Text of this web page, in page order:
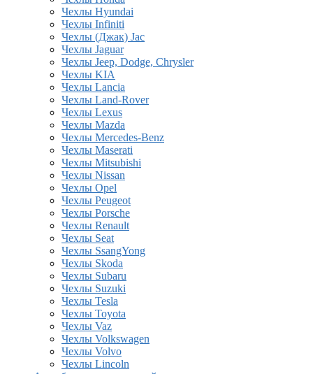
Чехлы Hyundai
Чехлы Infiniti
Чехлы (Джак) Jac
Чехлы Jaguar
Чехлы Jeep, Dodge, Chrysler
Чехлы KIA
Чехлы Lancia
Чехлы Land-Rover
Чехлы Lexus
Чехлы Mazda
Чехлы Mercedes-Benz
Чехлы Maserati
Чехлы Mitsubishi
Чехлы Nissan
Чехлы Opel
Чехлы Peugeot
Чехлы Porsche
Чехлы Renault
Чехлы Seat
Чехлы SsangYong
Чехлы Skoda
Чехлы Subaru
Чехлы Suzuki
Чехлы Tesla
Чехлы Toyota
Чехлы Vaz
Чехлы Volkswagen
Чехлы Volvo
Чехлы Lincoln